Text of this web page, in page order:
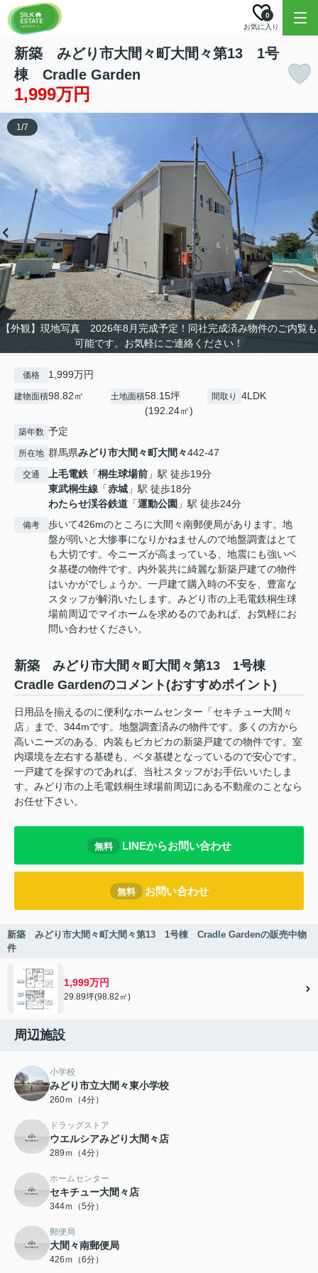
お気に入り
0
新築 みどり市大間々町大間々第13 1号
棟 Cradle Garden
1,999万円
【外観】現地写真 2026年8月完成予定！同社完成済み物件のご内覧も
可能です。お気軽にご連絡ください！
1/7
価格 1,999万円
建物面積98.82㎡ 土地面積58.15坪
(192.24㎡)
間取り 4LDK
築年数 予定
所在地 群馬県みどり市大間々町大間々442-47
交通 上毛電鉄 「桐生球場前 」駅 徒歩19分
東武桐生線 「赤城 」駅 徒歩18分
わたらせ渓谷鉄道 「運動公園 」駅 徒歩24分
備考
歩いて426mのところに大間々南郵便局があります。地
盤が弱いと大惨事になりかねませんので地盤調査はとて
も大切です。今ニーズが高まっている、地震にも強いベ
タ基礎の物件です。内外装共に綺麗な新築戸建ての物件
はいかがでしょうか。一戸建て購入時の不安を、豊富な
スタッフが解消いたします。みどり市の上毛電鉄桐生球
場前周辺でマイホームを求めるのであれば、お気軽にお
問い合わせください。
新築 みどり市大間々町大間々第13 1号棟
Cradle Gardenのコメント(おすすめポイント)
日用品を揃えるのに便利なホームセンター「セキチュー大間々
店」まで、344mです。地盤調査済みの物件です。多くの方から
高いニーズのある、内装もピカピカの新築戸建ての物件です。室
内環境を左右する基礎も、ベタ基礎となっているので安心です。
一戸建てを探すのであれば、当社スタッフがお手伝いいたしま
す。みどり市の上毛電鉄桐生球場前周辺にある不動産のことなら
お任せ下さい。
無料 LINEからお問い合わせ
無料 お問い合わせ
新築 みどり市大間々町大間々第13 1号棟 Cradle Gardenの販売中物
件
1,999万円
29.89坪(98.82㎡)
周辺施設
小学校
みどり市立大間々東小学校
260ｍ（4分）
ドラッグストア
ウエルシアみどり大間々店
289ｍ（4分）
ホームセンター
セキチュー大間々店
344ｍ（5分）
郵便局
大間々南郵便局
426ｍ（6分）